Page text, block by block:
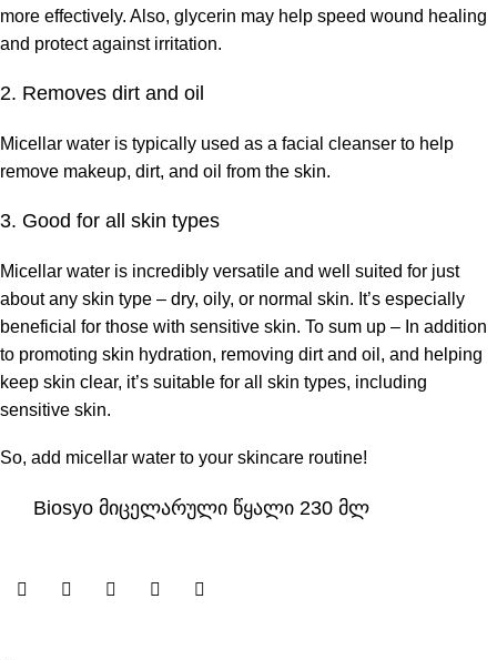
more effectively. Also, glycerin may help speed wound healing
and protect against irritation.
2. Removes dirt and oil
Micellar water is typically used as a facial cleanser to help
remove makeup, dirt, and oil from the skin.
3. Good for all skin types
Micellar water is incredibly versatile and well suited for just
about any skin type – dry, oily, or normal skin. It’s especially
beneficial for those with sensitive skin. To sum up – In addition
to promoting skin hydration, removing dirt and oil, and helping
keep skin clear, it’s suitable for all skin types, including
sensitive skin.
So, add micellar water to your skincare routine!
Biosyo მიცელარული წყალი 230 მლ